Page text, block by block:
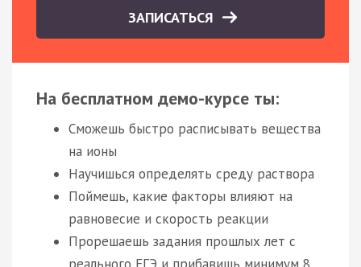
ЗАПИСАТЬСЯ
На бесплатном демо-курсе ты:
Сможешь быстро расписывать вещества
на ионы
Научишься определять среду раствора
Поймешь, какие факторы влияют на
равновесие и скорость реакции
Прорешаешь задания прошлых лет с